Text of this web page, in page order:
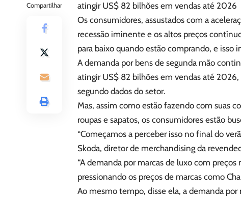
Compartilhar
atingir US$ 82 bilhões em vendas até 2026
Os consumidores, assustados com a
recessão iminente e os altos preços
para baixo quando estão comprando, e isso
A demanda por bens de segunda mão
atingir US$ 82 bilhões em vendas até
segundo dados do setor.
Mas, assim como estão fazendo com suas
roupas e sapatos, os consumidores estão
“Começamos a perceber isso no final do
Skoda, diretor de merchandising da
“A demanda por marcas de luxo com
pressionando os preços de marcas como
Ao mesmo tempo, disse ela, a demanda